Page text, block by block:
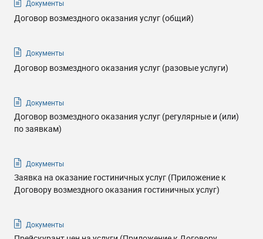
Документы
Договор возмездного оказания услуг (общий)
Документы
Договор возмездного оказания услуг (разовые услуги)
Документы
Договор возмездного оказания услуг (регулярные и (или)
по заявкам)
Документы
Заявка на оказание гостиничных услуг (Приложение к
Договору возмездного оказания гостиничных услуг)
Документы